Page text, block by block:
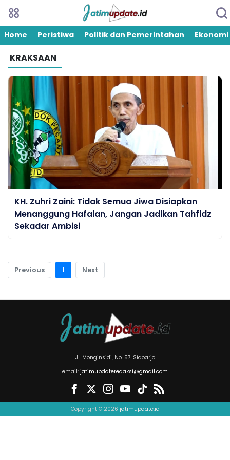
Home Peristiwa Politik dan Pemerintahan Ekonomi
KRAKSAAN
KH. Zuhri Zaini: Tidak Semua Jiwa Disiapkan
Menanggung Hafalan, Jangan Jadikan Tahfidz
Sekadar Ambisi
Previous 1 Next
Jl. Monginsidi, No. 57. Sidoarjo
email: jatimupdateredaksi@gmail.com
Copyright © 2026 jatimupdate.id